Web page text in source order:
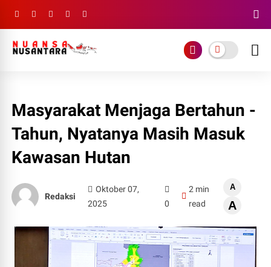
Masyarakat Menjaga Bertahun -
Tahun, Nyatanya Masih Masuk
Kawasan Hutan
Redaksi
Oktober 07,
2025
0
2 min
read
A
A